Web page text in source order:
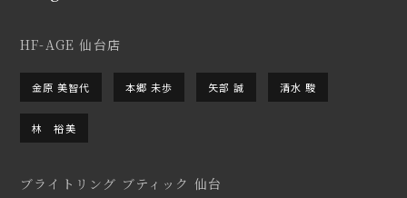
HF-AGE 仙台店
金原 美智代 本郷 未歩 矢部 誠 清水 駿
林 裕美
ブライトリング ブティック 仙台